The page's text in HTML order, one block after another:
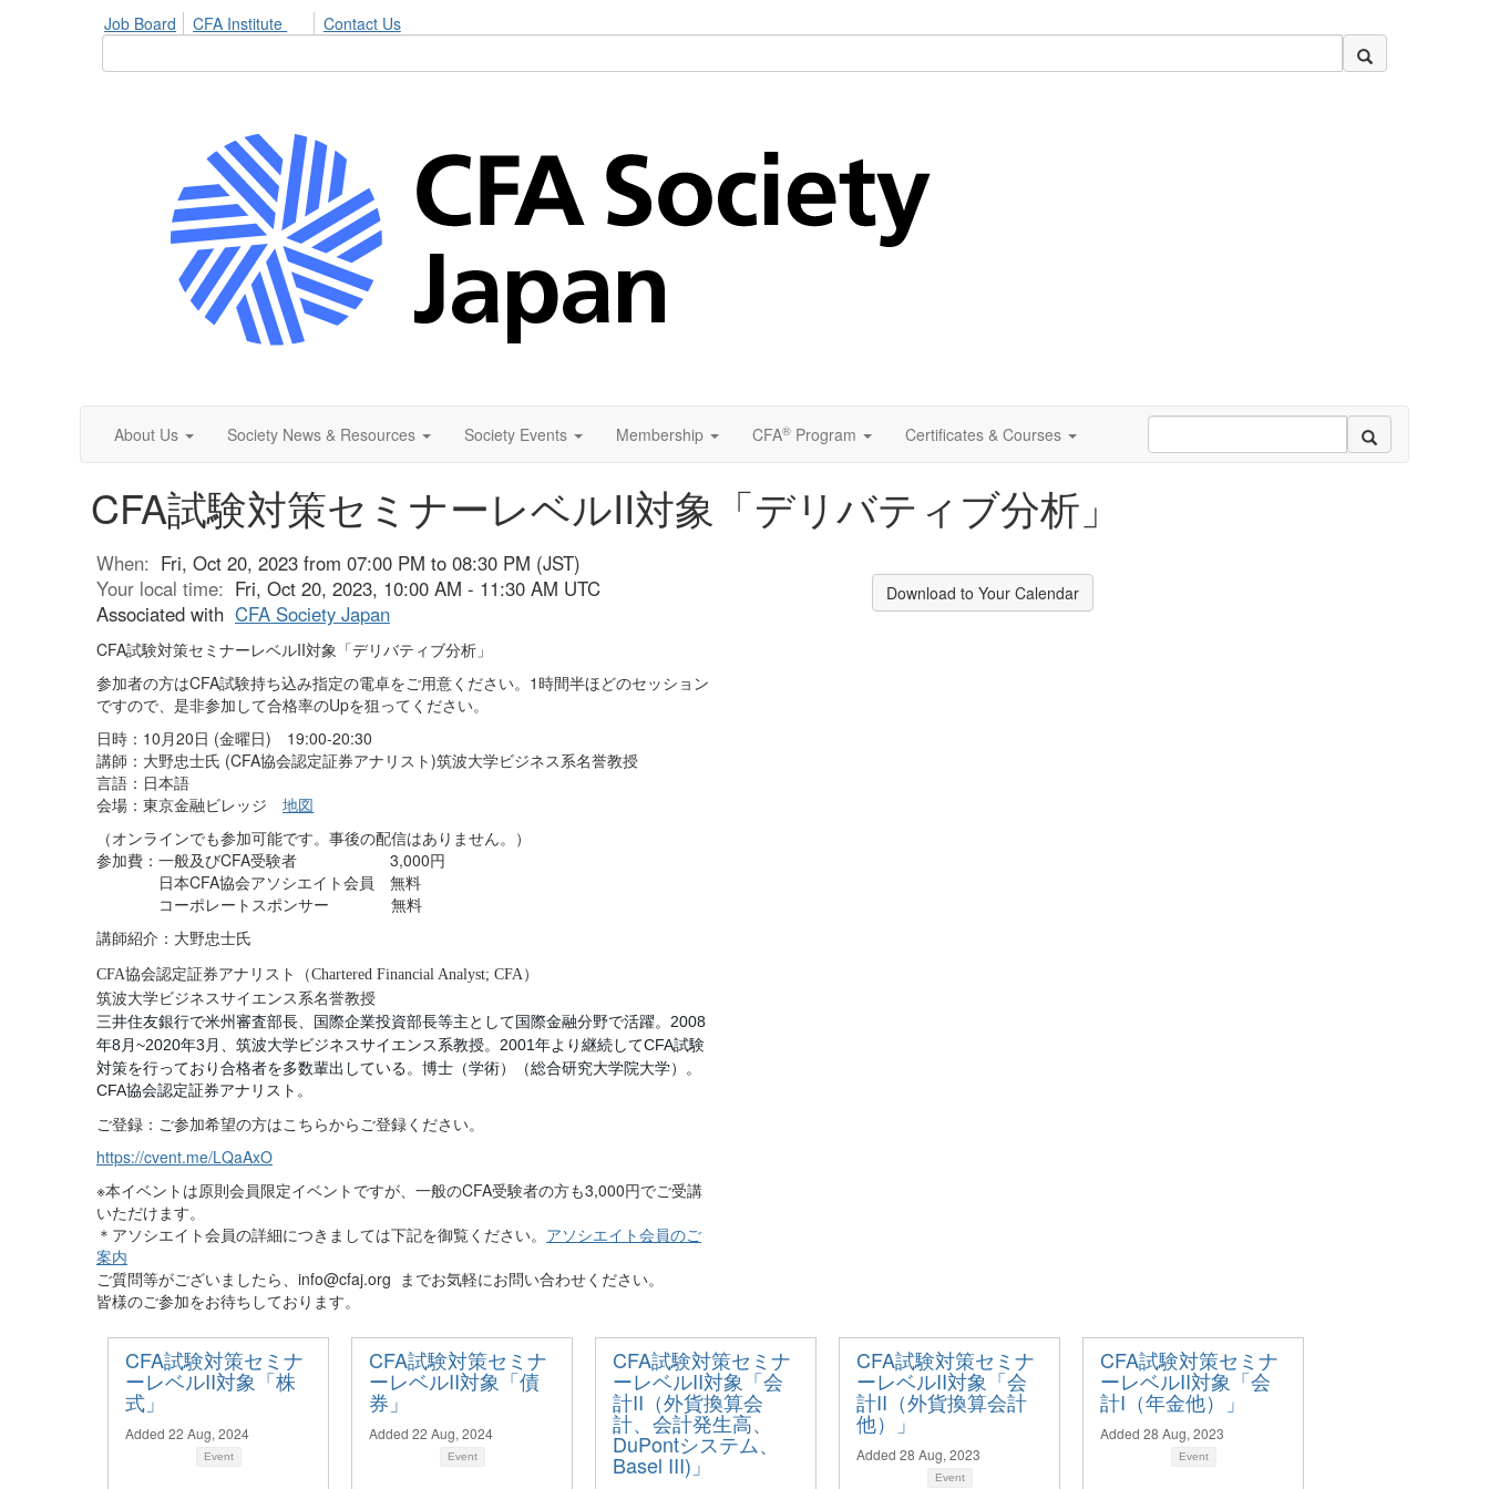
Job Board CFA Institute Contact Us
About Us Society News & Resources Society Events Membership CFA® Program Certificates & Courses
CFA試験対策セミナーレベルII対象「デリバティブ分析」
When: Fri, Oct 20, 2023 from 07:00 PM to 08:30 PM (JST)
Your local time: Fri, Oct 20, 2023, 10:00 AM - 11:30 AM UTC
Associated with CFA Society Japan
CFA試験対策セミナーレベルII対象「デリバティブ分析」
参加者の方はCFA試験持ち込み指定の電卓をご用意ください。1時間半ほどのセッション
ですので、是非参加して合格率のUpを狙ってください。
日時：10月20日 (金曜日) 19:00-20:30
講師：大野忠士氏 (CFA協会認定証券アナリスト)筑波大学ビジネス系名誉教授
言語：日本語
会場：東京金融ビレッジ 地図
（オンラインでも参加可能です。事後の配信はありません。）
参加費：一般及びCFA受験者 3,000円
日本CFA協会アソシエイト会員 無料
コーポレートスポンサー 無料
講師紹介： 大野忠士氏
CFA協会認定証券アナリスト（Chartered Financial Analyst; CFA）
筑波大学ビジネスサイエンス系名誉教授
三井住友銀行で米州審査部長、国際企業投資部長等主として国際金融分野で活躍。
2008
年8月~2020年3月、筑波大学ビジネスサイエンス系教授。 2001年より継続してCFA試験
対策を行っており合格者を多数輩出している。博士（学術）（総合研究大学院大学）。
CFA協会認定証券アナリスト。
ご登録：ご参加希望の方はこちらからご登録ください。
https://cvent.me/LQaAxO
※本イベントは原則会員限定イベントですが、一般のCFA受験者の方も3,000円でご受講
いただけます。
＊アソシエイト会員の詳細につきましては下記を御覧ください。 アソシエイト会員のご
案内
ご質問等がございましたら、 info@cfaj.org までお気軽にお問い合わせください。
皆様のご参加をお待ちしております。
Download to Your Calendar
CFA試験対策セミナ
ーレベルII対象「株
式」
Added 22 Aug, 2024
Event
CFA試験対策セミナ
ーレベルII対象「債
券」
Added 22 Aug, 2024
Event
CFA試験対策セミナ
ーレベルII対象「会
計II（外貨換算会
計、会計発生高、
DuPontシステム、
Basel III​)」
CFA試験対策セミナ
ーレベルII対象「会
計II（外貨換算会計
他）」
Added 28 Aug, 2023
Event
CFA試験対策セミナ
ーレベルII対象「会
計I（年金他）」
Added 28 Aug, 2023
Event